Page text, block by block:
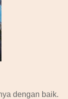
dengan baik.